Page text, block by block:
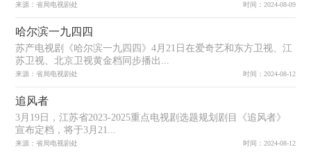
来源：省局电视剧处 时间：2024-08-09
哈尔滨一九四四
苏产电视剧《哈尔滨一九四四》4月21日在爱奇艺和东方卫视、江
苏卫视、北京卫视黄金档同步播出...
来源：省局电视剧处 时间：2024-08-12
追风者
3月19日，江苏省2023-2025重点电视剧选题规划剧目《追风者》
宣布定档，将于3月21...
来源：省局电视剧处 时间：2024-08-12